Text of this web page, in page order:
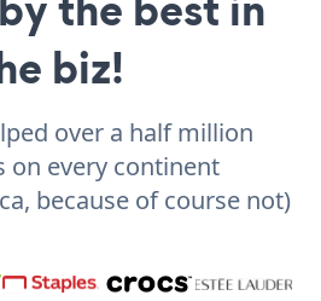
biz!
over a half million
on every continent
because of course not)